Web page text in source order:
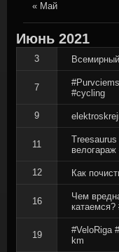
« Май
Июнь 2021
3
7
#cycling
9
11
12 Как
16
Чем
19
#VeloRiga
km